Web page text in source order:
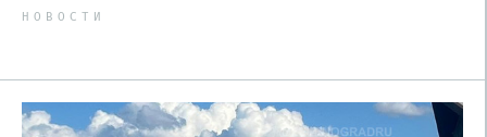
НОВОСТИ